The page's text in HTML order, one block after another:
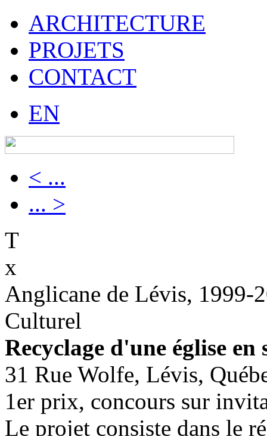
ARCHITECTURE
PROJETS
CONTACT
EN
< ...
... >
T
x
Anglicane de Lévis, 1999-
Culturel
Recyclage d'une église en
31 Rue Wolfe, Lévis,
1er prix, concours sur
Le projet consiste dans le